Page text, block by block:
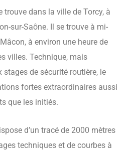
trouve dans la ville de Torcy, à
sur-Saône. Il se trouve à mi-
à environ une heure de
villes. Technique, mais
de sécurité routière, le
fortes extraordinaires aussi
que les initiés.
d’un tracé de 2000 mètres
techniques et de courbes à